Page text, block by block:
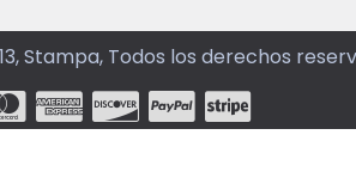
Stampa, Todos los derechos